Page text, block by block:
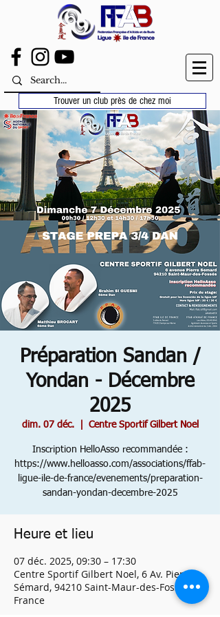
Trouver un club près de chez moi
Préparation Sandan /
Yondan - Décembre
2025
dim. 07 déc.
  |
Centre Sportif Gilbert Noel
Inscription HelloAsso recommandée :
https://www.helloasso.com/associations/ffab-
ligue-ile-de-france/evenements/preparation-
sandan-yondan-decembre-2025
Heure et lieu
07 déc. 2025, 09:30 – 17:30
Centre Sportif Gilbert Noel, 6 Av. Pierre
Sémard, 94210 Saint-Maur-des-Fossés,
France